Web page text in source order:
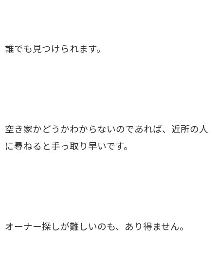
誰でも見つけられます。
空き家かどうかわからないのであれば、近所の人
に尋ねると手っ取り早いです。
オーナー探しが難しいのも、あり得ません。